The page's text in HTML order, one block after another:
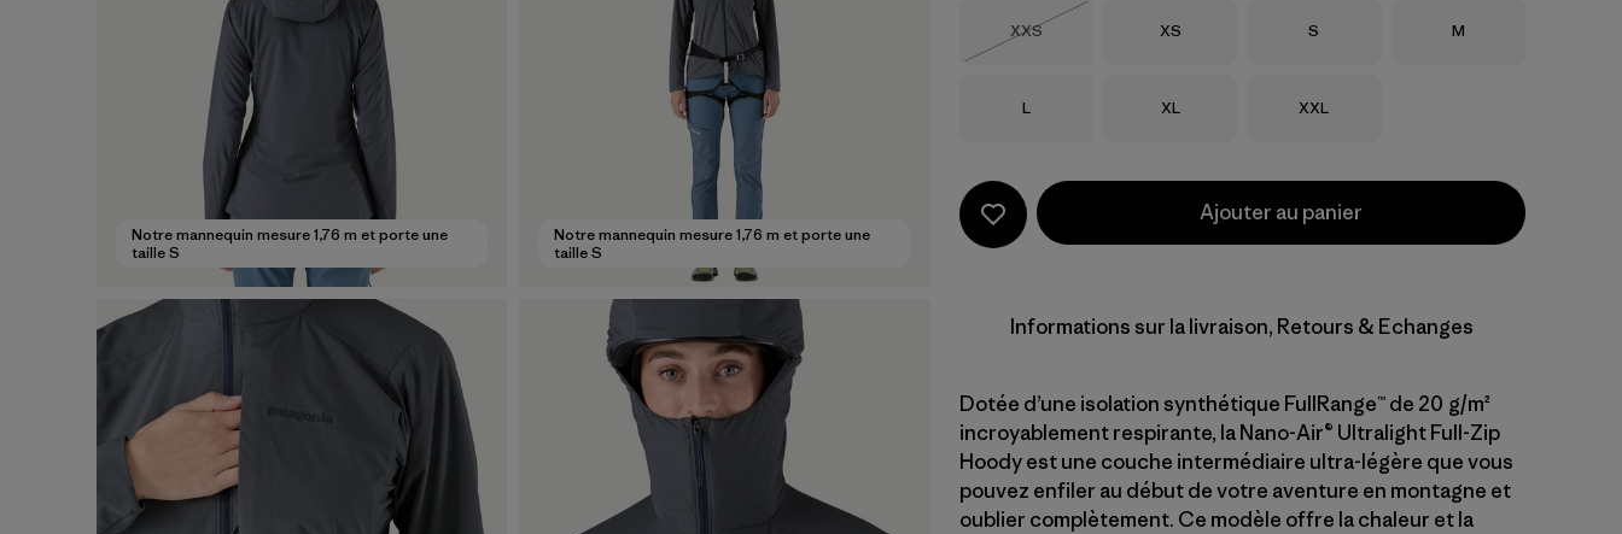
Notre mannequin mesure 1,76 m et porte une
taille S
Notre mannequin mesure 1,76 m et porte une
taille S
Taille
XXS
Taille
XS Taille
S Taille
M
Taille
L Taille
XL Taille
XXL
Ajouter au panier
Informations sur la livraison, Retours & Echanges
Dotée d’une isolation synthétique FullRange™ de 20 g/m²
incroyablement respirante, la Nano-Air® Ultralight Full-Zip
Hoody est une couche intermédiaire ultra-légère que vous
pouvez enfiler au début de votre aventure en montagne et
oublier complètement. Ce modèle offre la chaleur et la